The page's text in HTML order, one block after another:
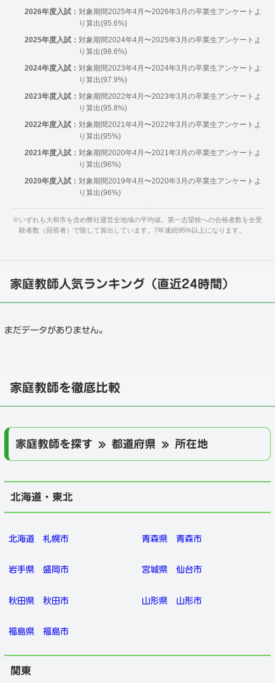
2026年度入試： 対象期間2025年4月〜2026年3月の卒業生アンケートよ
り算出(95.6%)
2025年度入試： 対象期間2024年4月〜2025年3月の卒業生アンケートよ
り算出(98.6%)
2024年度入試： 対象期間2023年4月〜2024年3月の卒業生アンケートよ
り算出(97.9%)
2023年度入試： 対象期間2022年4月〜2023年3月の卒業生アンケートよ
り算出(95.8%)
2022年度入試： 対象期間2021年4月〜2022年3月の卒業生アンケートよ
り算出(95%)
2021年度入試： 対象期間2020年4月〜2021年3月の卒業生アンケートよ
り算出(96%)
2020年度入試： 対象期間2019年4月〜2020年3月の卒業生アンケートよ
り算出(96%)
※いずれも大和市を含め弊社運営全地域の平均値。第一志望校への合格者数を全受
験者数（回答者）で除して算出しています。7年連続95%以上になります。
家庭教師人気ランキング（直近24時間）
まだデータがありません。
家庭教師を徹底比較
家庭教師を探す » 都道府県 » 所在地
北海道・東北
北海道 札幌市 青森県 青森市
岩手県 盛岡市 宮城県 仙台市
秋田県 秋田市 山形県 山形市
福島県 福島市
関東